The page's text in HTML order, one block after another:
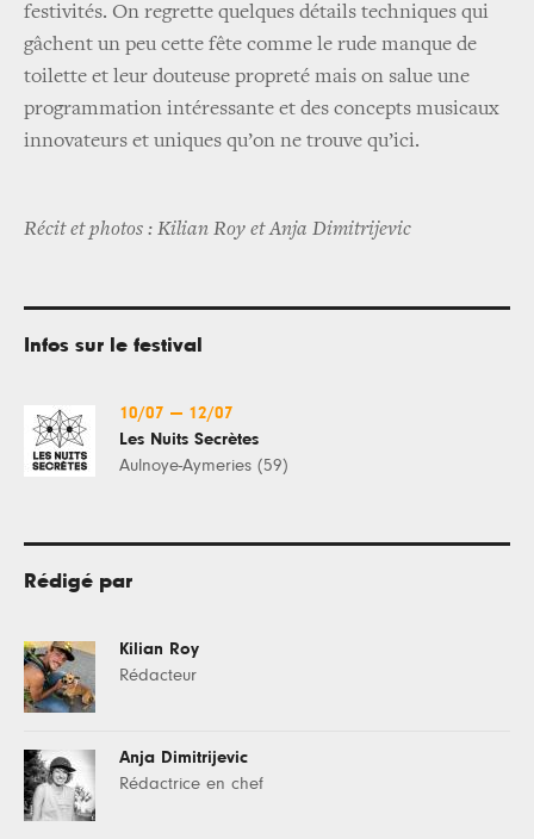
festivités. On regrette quelques détails techniques qui
gâchent un peu cette fête comme le rude manque de
toilette et leur douteuse propreté mais on salue une
programmation intéressante et des concepts musicaux
innovateurs et uniques qu’on ne trouve qu’ici.
Récit et photos : Kilian Roy et Anja Dimitrijevic
Infos sur le festival
10/07 — 12/07
Les Nuits Secrètes
Aulnoye-Aymeries (59)
Rédigé par
Kilian Roy
Rédacteur
Anja Dimitrijevic
Rédactrice en chef